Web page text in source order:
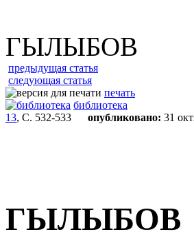
ГЫЛЫБОВ
предыдущая статья
следующая статья
печать
библиотека
13, С. 532-533 опубликовано: 31
ГЫЛЫБОВ